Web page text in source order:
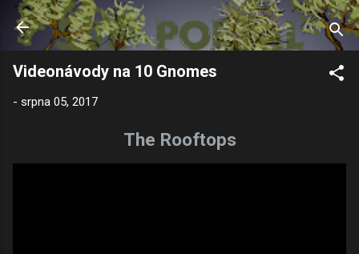
Přeskočit na hlavní obsah
Videonávody na 10 Gnomes
- srpna 05, 2017
The Rooftops